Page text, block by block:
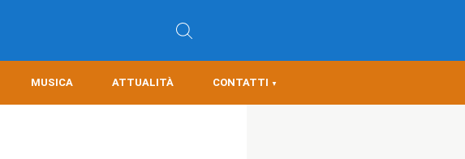
MUSICA ATTUALITÀ CONTATTI